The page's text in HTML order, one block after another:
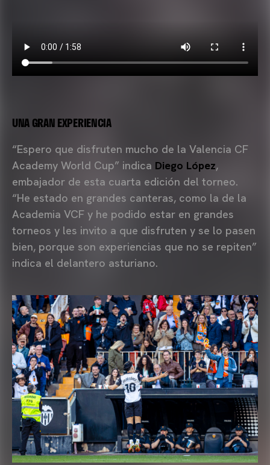
UNA GRAN EXPERIENCIA
“Espero que disfruten mucho de la Valencia CF
Academy World Cup” indica Diego López,
embajador de esta cuarta edición del torneo.
“He estado en grandes canteras, como la de la
Academia VCF y he podido estar en grandes
torneos y les invito a que disfruten y se lo pasen
bien, porque son experiencias que no se repiten”
indica el delantero asturiano.